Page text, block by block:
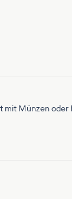
mit Münzen oder